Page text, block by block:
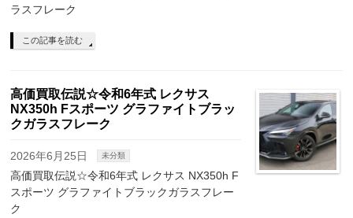
ラスフレーク
この記事を読む
高価買取伝説☆令和6年式 レクサス
NX350h Fスポーツ グラファイトブラッ
クガラスフレーク
2026年6月25日 未分類
高価買取伝説☆令和6年式 レクサス NX350h F
スポーツ グラファイトブラックガラスフレー
ク